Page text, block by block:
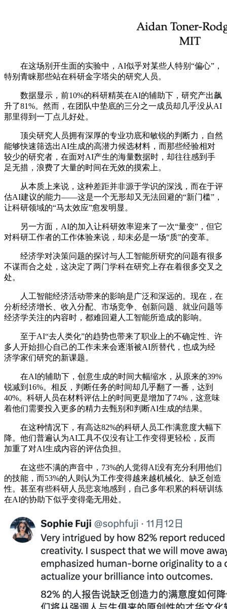
在这场别开生面的实验中，AI似乎对某些人特别“偏心”，
特别青睐那些站在科研金字塔尖的研究人员。
数据显示，前10%的科研精英在AI的辅助下，研究产出飙
升了81%。然而，在团队中垫底的三分之一成员却几乎没从AI
那里得到一丁点儿好处。
顶尖研究人员拥有深厚的专业功底和敏锐的判断力，自然
能够快速筛选出AI生成的高潜力候选材料，而那些经验相对
较少的研究者，在面对AI产生的海量数据时，却往往感到手
足无措，浪费了大量的时间在无效的摸索上。
从本质上来说，这种差距并非源于学识的深浅，而在于评
估AI建议的能力——这是一个无形却又无法回避的“新门槛”，
让科研领域的“马太效应”愈发明显。
另一方面，AI的加入让科研效率迎来了一次“量变”，但它
对科研工作者的工作体验来说，却未必是一场“质”的变革。
经济学对决策问题的探讨与人工智能所研究的问题有很多
不谋而合之处，这决定了两门学科在研究上存在着很多交叉之
处。
人工智能经济活动带来的影响是广泛和深远的。现在，在
分析经济增长、收入分配、市场竞争、创新问题、就业问题等
经济学关注的内容时，都难回避人工智能所造成的影响。
至于AI“去人类化”的趋势也带来了职业上的不确定性、许
多人开始担心自己的工作未来会逐渐被AI所替代，也成为经
济学家们研究的新课题。
在AI的辅助下，创意生成的时间大幅缩水，从原来的39%
锐减到16%。相反，判断任务的时间却几乎翻了一番，达到
40%。科研人员在材料评估上的时间更是增加了74%，这意味
着他们需要投入更多的精力去甄别和判断AI生成的结果。
在这种情况下，有高达82%的科研人员工作满意度大幅下
降。他们普遍认为AI工具不仅没有让工作变得更轻松，反而
加重了对AI生成内容的评估负担。
在这些不满的声音中，73%的人觉得AI没有充分利用他们
的技能，而53%的人则认为工作变得越来越机械化、缺乏创造
性。甚至有些科研人员悲哀地感到，自己多年积累的科研训练
在AI的协助下似乎变得毫无用处。